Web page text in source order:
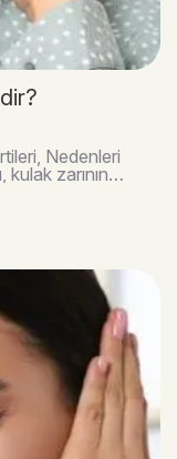
Nedenleri
zarının